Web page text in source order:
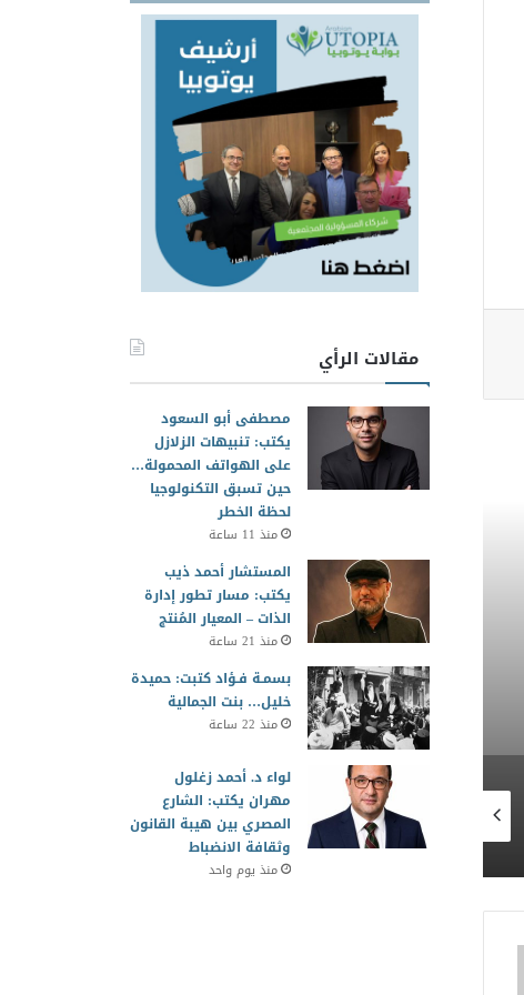
المجلس العربي للمسؤولية
في وفاة الأمير الوالد
منذ 3 ساعات
القومي للمسرح يحتفي بمسيرة الفنان محمد عزت
منذ أسبوعين
عودة نادي السينما بالبيت الروسي بعرض فيلم «التحدي» الفائز بمهرجان الغردقة
مقالات الرأي
مصطفى أبو السعود
يكتب: تنبيهات الزلازل
على الهواتف المحمولة…
حين تسبق التكنولوجيا
لحظة الخطر
منذ 11 ساعة
المستشار أحمد ذيب
يكتب: مسار تطور إدارة
الذات – المعيار المُنتج
منذ 21 ساعة
بسمـة فـؤاد كتبت: حميدة
خليل… بنت الجمالية
منذ 22 ساعة
لواء د. أحمد زغلول
مهران يكتب: الشارع
المصري بين هيبة القانون
وثقافة الانضباط
منذ يوم واحد